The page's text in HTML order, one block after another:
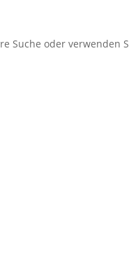
Suche oder verwenden